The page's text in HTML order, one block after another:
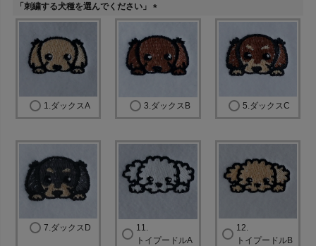
「刺繍する犬種を選んでください」
(
必
須
)
1.ダックスA 3.ダックスB 5.ダックスC
7.ダックスD
11.
トイプードルA
12.
トイプードルB